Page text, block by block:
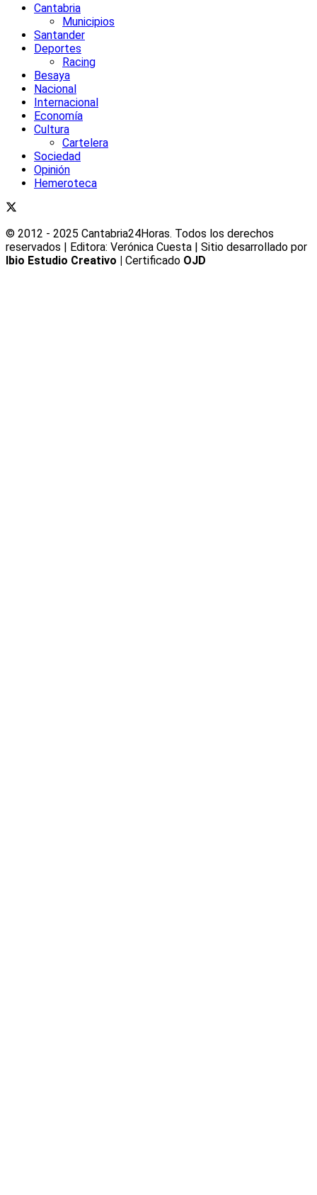
Cantabria
Municipios
Santander
Deportes
Racing
Besaya
Nacional
Internacional
Economía
Cultura
Cartelera
Sociedad
Opinión
Hemeroteca
© 2012 - 2025 Cantabria24Horas. Todos los derechos
reservados | Editora: Verónica Cuesta | Sitio desarrollado por
Ibio Estudio Creativo | Certificado OJD